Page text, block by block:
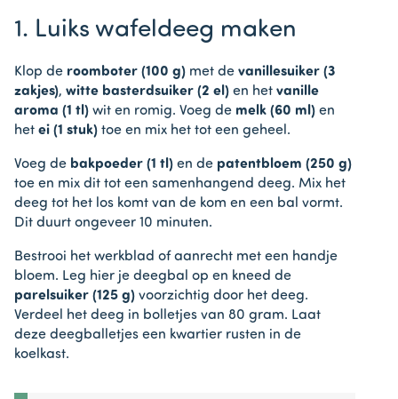
1. Luiks wafeldeeg maken
Klop de roomboter (100 g) met de vanillesuiker (3
zakjes), witte basterdsuiker (2 el) en het vanille
aroma (1 tl) wit en romig. Voeg de melk (60 ml) en
het ei (1 stuk) toe en mix het tot een geheel.
Voeg de bakpoeder (1 tl) en de patentbloem (250 g)
toe en mix dit tot een samenhangend deeg. Mix het
deeg tot het los komt van de kom en een bal vormt.
Dit duurt ongeveer 10 minuten.
Bestrooi het werkblad of aanrecht met een handje
bloem. Leg hier je deegbal op en kneed de
parelsuiker (125 g) voorzichtig door het deeg.
Verdeel het deeg in bolletjes van 80 gram. Laat
deze deegballetjes een kwartier rusten in de
koelkast.